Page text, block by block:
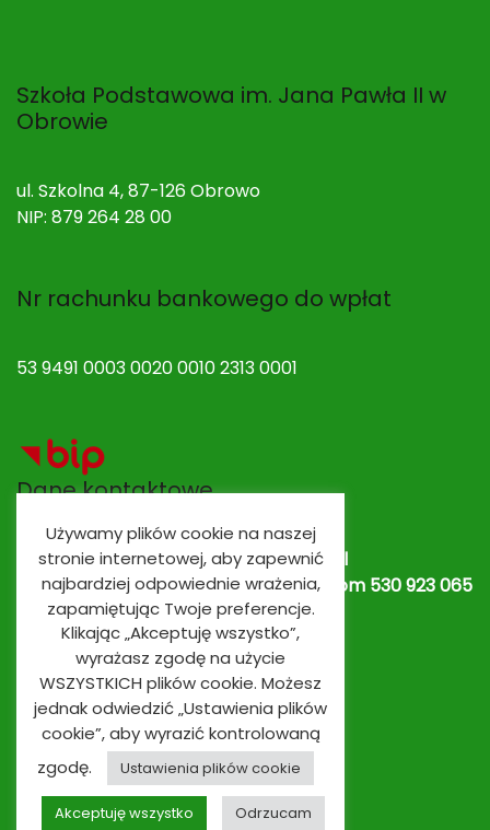
Szkoła Podstawowa im. Jana Pawła II w
Obrowie
ul. Szkolna 4, 87-126 Obrowo
NIP: 879 264 28 00
Nr rachunku bankowego do wpłat
53 9491 0003 0020 0010 2313 0001
Dane kontaktowe
Adres e-mail:spobrowo@spobrowo.pl
Nr telefonu / fax:(56) 674 70 30 tel. kom 530 923 065
530 923 839Oddziały przedszkolne
Używamy plików cookie na naszej
stronie internetowej, aby zapewnić
najbardziej odpowiednie wrażenia,
zapamiętując Twoje preferencje.
Klikając „Akceptuję wszystko”,
wyrażasz zgodę na użycie
WSZYSTKICH plików cookie. Możesz
jednak odwiedzić „Ustawienia plików
cookie”, aby wyrazić kontrolowaną
zgodę.
Ustawienia plików cookie
Akceptuję wszystko Odrzucam